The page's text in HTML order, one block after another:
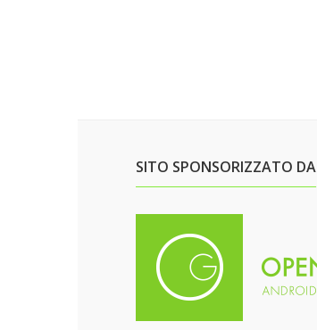
SITO SPONSORIZZATO DA